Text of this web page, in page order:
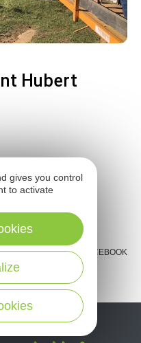
Hubert
(red deer, fallow
in a cart.
FACEBOOK
gives you control
to activate